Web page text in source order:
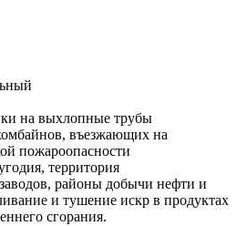
на выхлопные трубы
въезжающих на
пожароопасности
территория
районы добычи нефти и
и тушение искр в продуктах
сгорания.